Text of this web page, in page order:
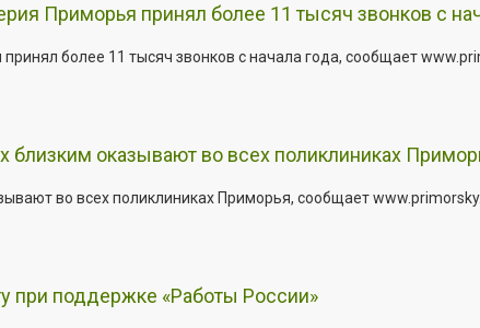
Приморья принял более 11 тысяч звонков с
более 11 тысяч звонков с начала года, сообщает
оказывают во всех поликлиниках
во всех поликлиниках Приморья, сообщает
при поддержке «Работы России»